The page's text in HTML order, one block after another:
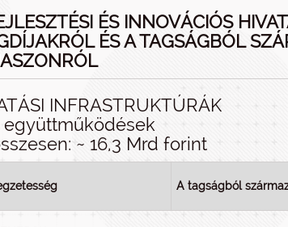
ÉS INNOVÁCIÓS
ÉS A TAGSÁGBÓL
INFRASTRUKTÚRÁK
együttműködések
~ 16,3 Mrd forint
A tagságból